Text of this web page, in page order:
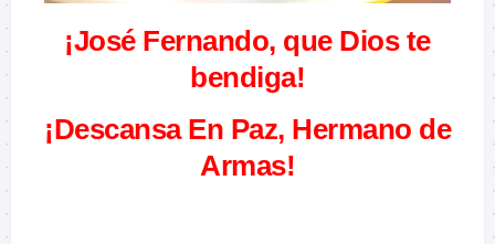
¡José Fernando, que Dios te
bendiga!
¡Descansa En Paz, Hermano de
Armas!